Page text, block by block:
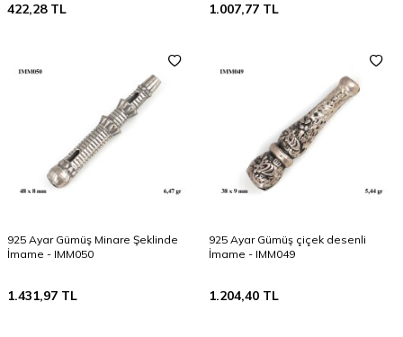
422,28TL 1.007,77 TL
925 Ayar Gümüş Minare Şeklinde
İmame - IMM050
1.431,97 TL
925 Ayar Gümüş çiçek desenli
İmame - IMM049
1.204,40 TL